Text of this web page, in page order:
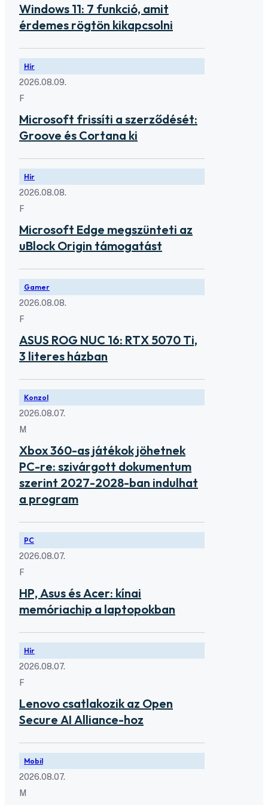
Windows 11: 7 funkció, amit
érdemes rögtön kikapcsolni
Hír
2026.08.09.
F
Microsoft frissíti a szerződését:
Groove és Cortana ki
Hír
2026.08.08.
F
Microsoft Edge megszünteti az
uBlock Origin támogatást
Gamer
2026.08.08.
F
ASUS ROG NUC 16: RTX 5070 Ti,
3 literes házban
Konzol
2026.08.07.
M
Xbox 360-as játékok jöhetnek
PC-re: szivárgott dokumentum
szerint 2027-2028-ban indulhat
a program
PC
2026.08.07.
F
HP, Asus és Acer: kínai
memóriachip a laptopokban
Hír
2026.08.07.
F
Lenovo csatlakozik az Open
Secure AI Alliance-hoz
Mobil
2026.08.07.
M